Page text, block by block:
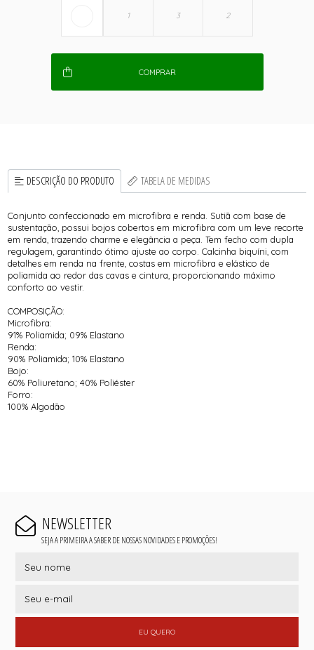
COMPRAR
DESCRIÇÃO DO PRODUTO TABELA DE MEDIDAS
Conjunto confeccionado em microfibra e renda. Sutiã com base de
sustentação, possui bojos cobertos em microfibra com um leve recorte
em renda, trazendo charme e elegância a peça. Tem fecho com dupla
regulagem, garantindo ótimo ajuste ao corpo. Calcinha biquíni, com
detalhes em renda na frente, costas em microfibra e elástico de
poliamida ao redor das cavas e cintura, proporcionando máximo
conforto ao vestir.
COMPOSIÇÃO:
Microfibra:
91% Poliamida; 09% Elastano
Renda:
90% Poliamida; 10% Elastano
Bojo:
60% Poliuretano; 40% Poliéster
Forro:
100% Algodão
NEWSLETTER
SEJA A PRIMEIRA A SABER DE NOSSAS NOVIDADES E PROMOÇÕES!
EU QUERO